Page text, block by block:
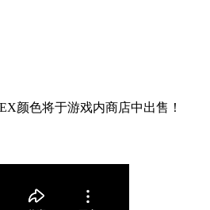
颜色将于游戏内商店中出售！